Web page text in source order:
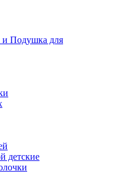
и Подушка для
детские